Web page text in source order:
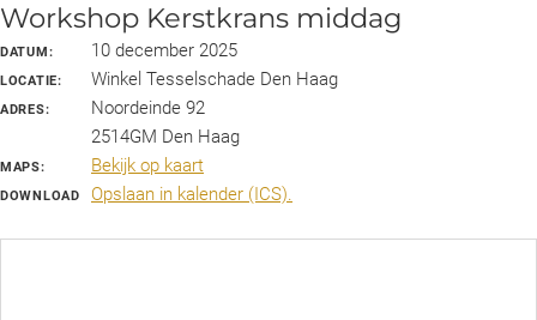
Workshop Kerstkrans middag
DATUM: 10 december 2025
LOCATIE: Winkel Tesselschade Den Haag
ADRES:
Noordeinde 92
2514GM Den Haag
MAPS: Bekijk op kaart
DOWNLOAD Opslaan in kalender (ICS).